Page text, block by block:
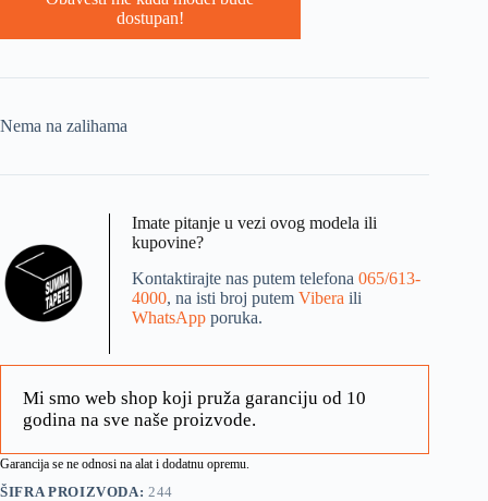
dostupan!
Nema na zalihama
Imate pitanje u vezi ovog modela ili
kupovine?
Kontaktirajte nas putem telefona 065/613-
4000, na isti broj putem Vibera ili
WhatsApp poruka.
Mi smo web shop koji pruža garanciju od 10
godina na sve naše proizvode.
Garancija se ne odnosi na alat i dodatnu opremu.
ŠIFRA PROIZVODA: 244